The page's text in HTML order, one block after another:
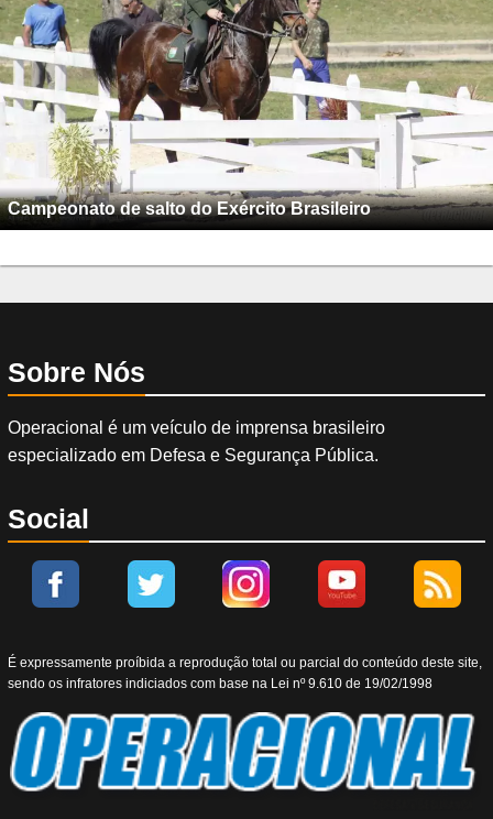
Campeonato de salto do Exército Brasileiro
Sobre Nós
Operacional é um veículo de imprensa brasileiro
especializado em Defesa e Segurança Pública.
Social
É expressamente proíbida a reprodução total ou parcial do conteúdo deste site,
sendo os infratores indiciados com base na Lei nº 9.610 de 19/02/1998